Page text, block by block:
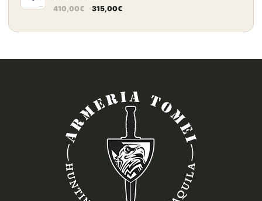
410,00€
Il
originale
410,00€.
315,00€Il
attuale
315,00€.